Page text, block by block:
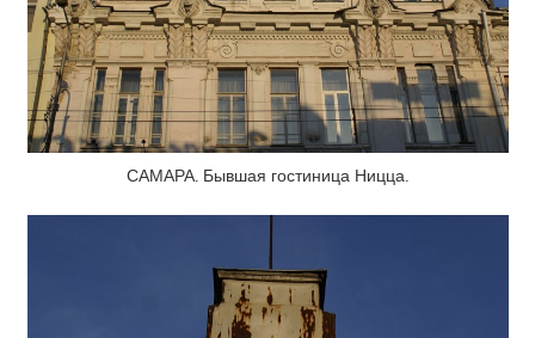
САМАРА. Бывшая гостиница Ницца.